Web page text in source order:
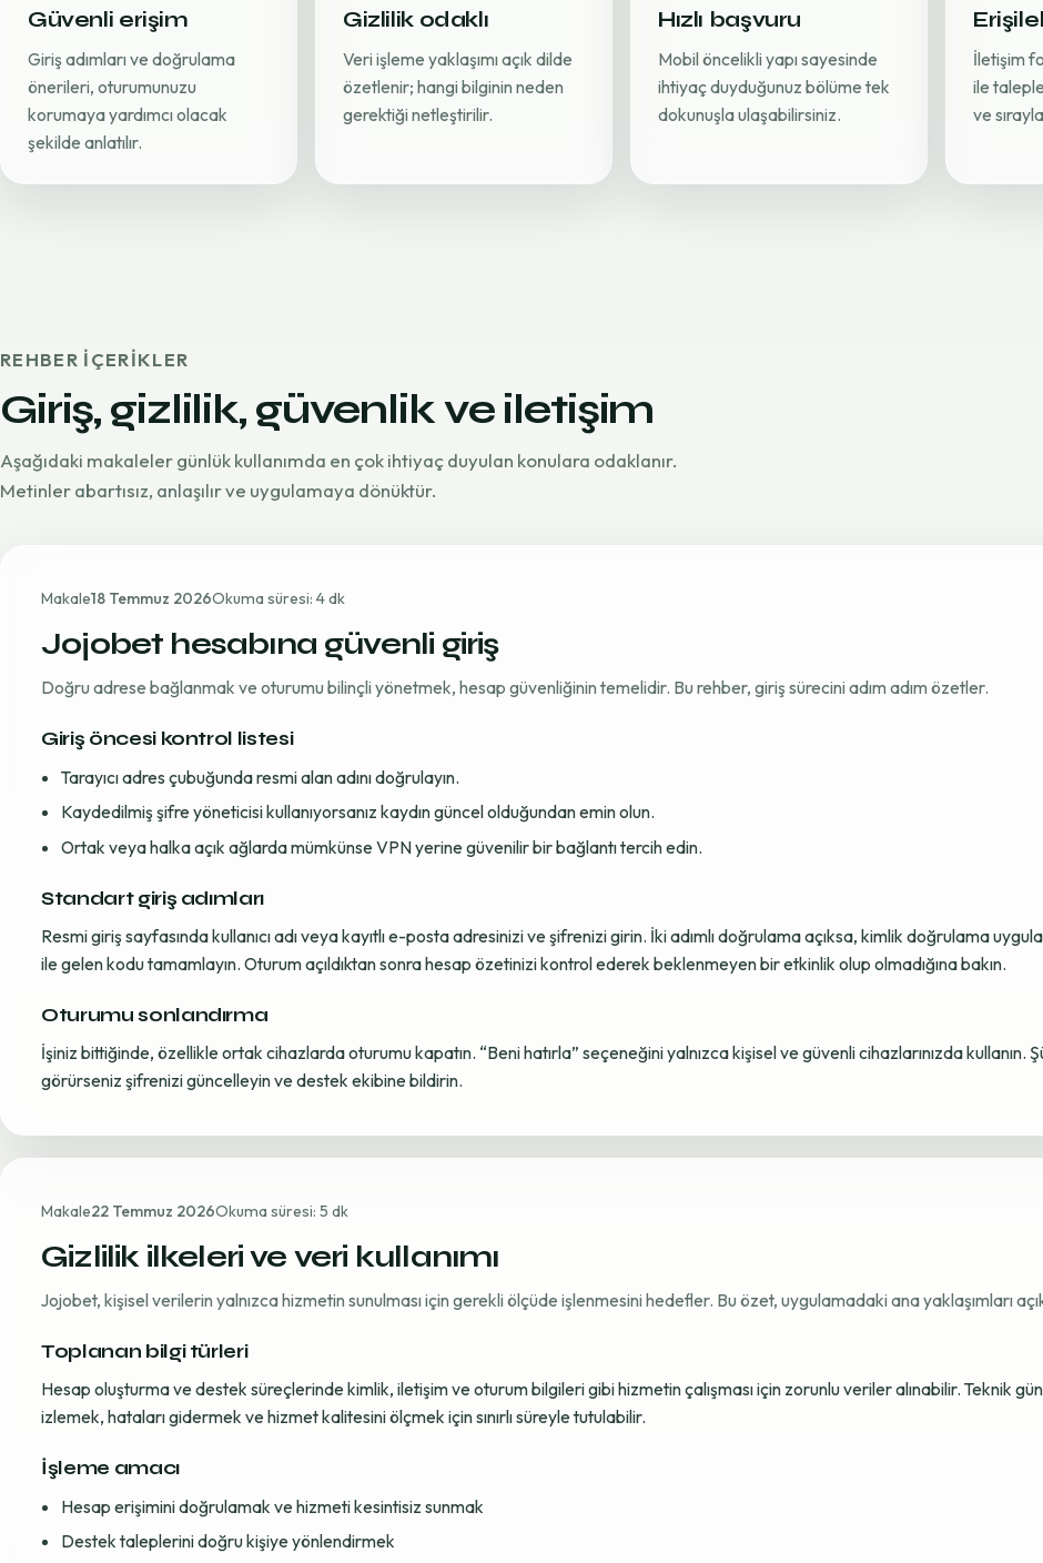
Güvenli erişim
Giriş adımları ve doğrulama
önerileri, oturumunuzu
korumaya yardımcı olacak
şekilde anlatılır.
Gizlilik odaklı
Veri işleme yaklaşımı açık dilde
özetlenir; hangi bilginin neden
gerektiği netleştirilir.
Hızlı başvuru
Mobil öncelikli yapı sayesinde
ihtiyaç duyduğunuz bölüme tek
dokunuşla ulaşabilirsiniz.
İletişim
ile
ve
REHBER IÇERIKLER
Giriş, gizlilik, güvenlik ve iletişim
Aşağıdaki makaleler günlük kullanımda en çok ihtiyaç duyulan konulara odaklanır.
Metinler abartısız, anlaşılır ve uygulamaya dönüktür.
Makale18 Temmuz 2026Okuma süresi: 4 dk
Jojobet hesabına güvenli giriş
Doğru adrese bağlanmak ve oturumu bilinçli yönetmek, hesap güvenliğinin temelidir. Bu rehber, giriş sürecini adım adım özetler.
Giriş öncesi kontrol listesi
Tarayıcı adres çubuğunda resmi alan adını doğrulayın.
Kaydedilmiş şifre yöneticisi kullanıyorsanız kaydın güncel olduğundan emin olun.
Ortak veya halka açık ağlarda mümkünse VPN yerine güvenilir bir bağlantı tercih edin.
Standart giriş adımları
Resmi giriş sayfasında kullanıcı adı veya kayıtlı e-posta adresinizi ve şifrenizi girin. İki adımlı doğrulama açıksa, kimlik doğrulama
ile gelen kodu tamamlayın. Oturum açıldıktan sonra hesap özetinizi kontrol ederek beklenmeyen bir etkinlik olup olmadığına bakın.
Oturumu sonlandırma
İşiniz bittiğinde, özellikle ortak cihazlarda oturumu kapatın. “Beni hatırla” seçeneğini yalnızca kişisel ve güvenli cihazlarınızda kullanın.
görürseniz şifrenizi güncelleyin ve destek ekibine bildirin.
Makale22 Temmuz 2026Okuma süresi: 5 dk
Gizlilik ilkeleri ve veri kullanımı
Jojobet, kişisel verilerin yalnızca hizmetin sunulması için gerekli ölçüde işlenmesini hedefler. Bu özet, uygulamadaki ana yaklaşımları
Toplanan bilgi türleri
Hesap oluşturma ve destek süreçlerinde kimlik, iletişim ve oturum bilgileri gibi hizmetin çalışması için zorunlu veriler alınabilir. Teknik
izlemek, hataları gidermek ve hizmet kalitesini ölçmek için sınırlı süreyle tutulabilir.
İşleme amacı
Hesap erişimini doğrulamak ve hizmeti kesintisiz sunmak
Destek taleplerini doğru kişiye yönlendirmek